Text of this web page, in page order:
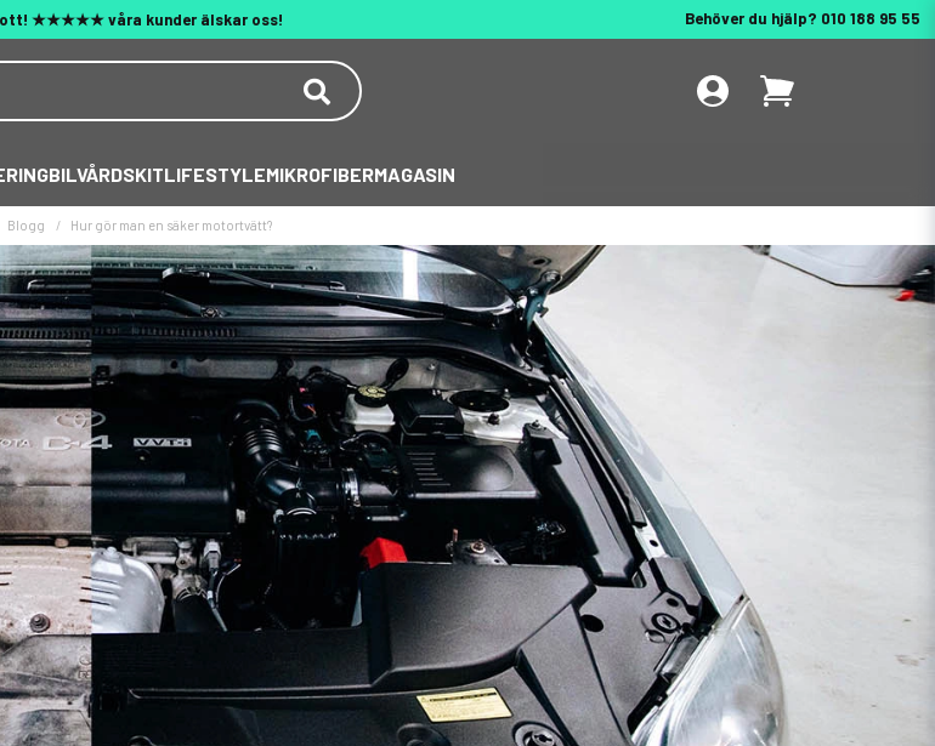
Fri frakt över 1200kr (max 20 kg)
Dekal på köpet över 500 kr
Behöver du hjälp? 010 188 95 55
BILVÅRDSKITLIFESTYLEMIKROFIBERMAGASIN
Blogg Hur gör man en säker motortvätt?